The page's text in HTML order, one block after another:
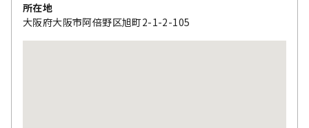
所在地
大阪府大阪市阿倍野区旭町2-1-2-105